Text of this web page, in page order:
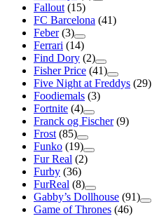
Fallout (15)
FC Barcelona (41)
Feber (3)
Ferrari (14)
Find Dory (2)
Fisher Price (41)
Five Night at Freddys (29)
Foodiemals (3)
Fortnite (4)
Franck og Fischer (9)
Frost (85)
Funko (19)
Fur Real (2)
Furby (36)
FurReal (8)
Gabby’s Dollhouse (91)
Game of Thrones (46)